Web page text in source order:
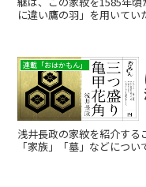
に違い鷹の羽」を用いて
連載「おはかもん」
浅井長政の家紋を紹介する
「家族」「墓」などについ